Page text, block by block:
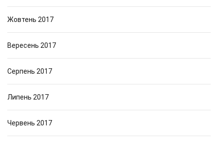
Жовтень 2017
Вересень 2017
Серпень 2017
Липень 2017
Червень 2017